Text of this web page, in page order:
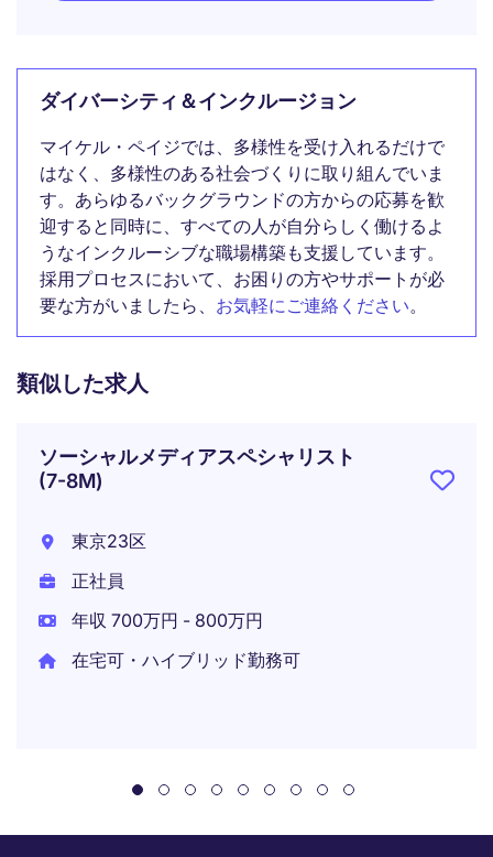
ダイバーシティ＆インクルージョン
マイケル・ペイジでは、多様性を受け入れるだけで
はなく、多様性のある社会づくりに取り組んでいま
す。あらゆるバックグラウンドの方からの応募を歓
迎すると同時に、すべての人が自分らしく働けるよ
うなインクルーシブな職場構築も支援しています。
採用プロセスにおいて、お困りの方やサポートが必
要な方がいましたら、 お気軽にご連絡ください。
類似した求人
ソーシャルメディアスペシャリスト
(7-8M)
東京23区
正社員
年収 700万円 - 800万円
在宅可・ハイブリッド勤務可